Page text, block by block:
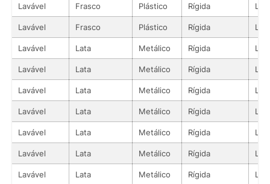
Lavável Frasco Plástico Rígida
Lavável Frasco Plástico Rígida
Lavável Lata Metálico Rígida
Lavável Lata Metálico Rígida
Lavável Lata Metálico Rígida
Lavável Lata Metálico Rígida
Lavável Lata Metálico Rígida
Lavável Lata Metálico Rígida
Lavável Lata Metálico Rígida